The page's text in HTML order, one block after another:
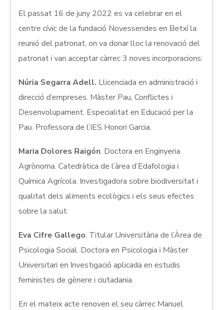
El passat 16 de juny 2022 es va celebrar en el
centre cívic de la fundació Novessendes en Betxí la
reunió del patronat, on va donar lloc la renovació del
patronat i van acceptar càrrec 3 noves incorporacions:
Núria Segarra Adell. Llicenciada en administració i
direcció d’empreses. Màster Pau, Conflictes i
Desenvolupament. Especialitat en Educació per la
Pau. Professora de l’IES Honori Garcia.
Maria Dolores Raigón. Doctora en Enginyeria
Agrònoma. Catedràtica de l’àrea d’Edafologia i
Química Agrícola. Investigadora sobre biodiversitat i
qualitat dels aliments ecològics i els seus efectes
sobre la salut.
Eva Cifre Gallego. Titular Universitària de l’Àrea de
Psicologia Social. Doctora en Psicologia i Màster
Universitari en Investigació aplicada en estudis
feministes de gènere i ciutadania.
En el mateix acte renoven el seu càrrec Manuel